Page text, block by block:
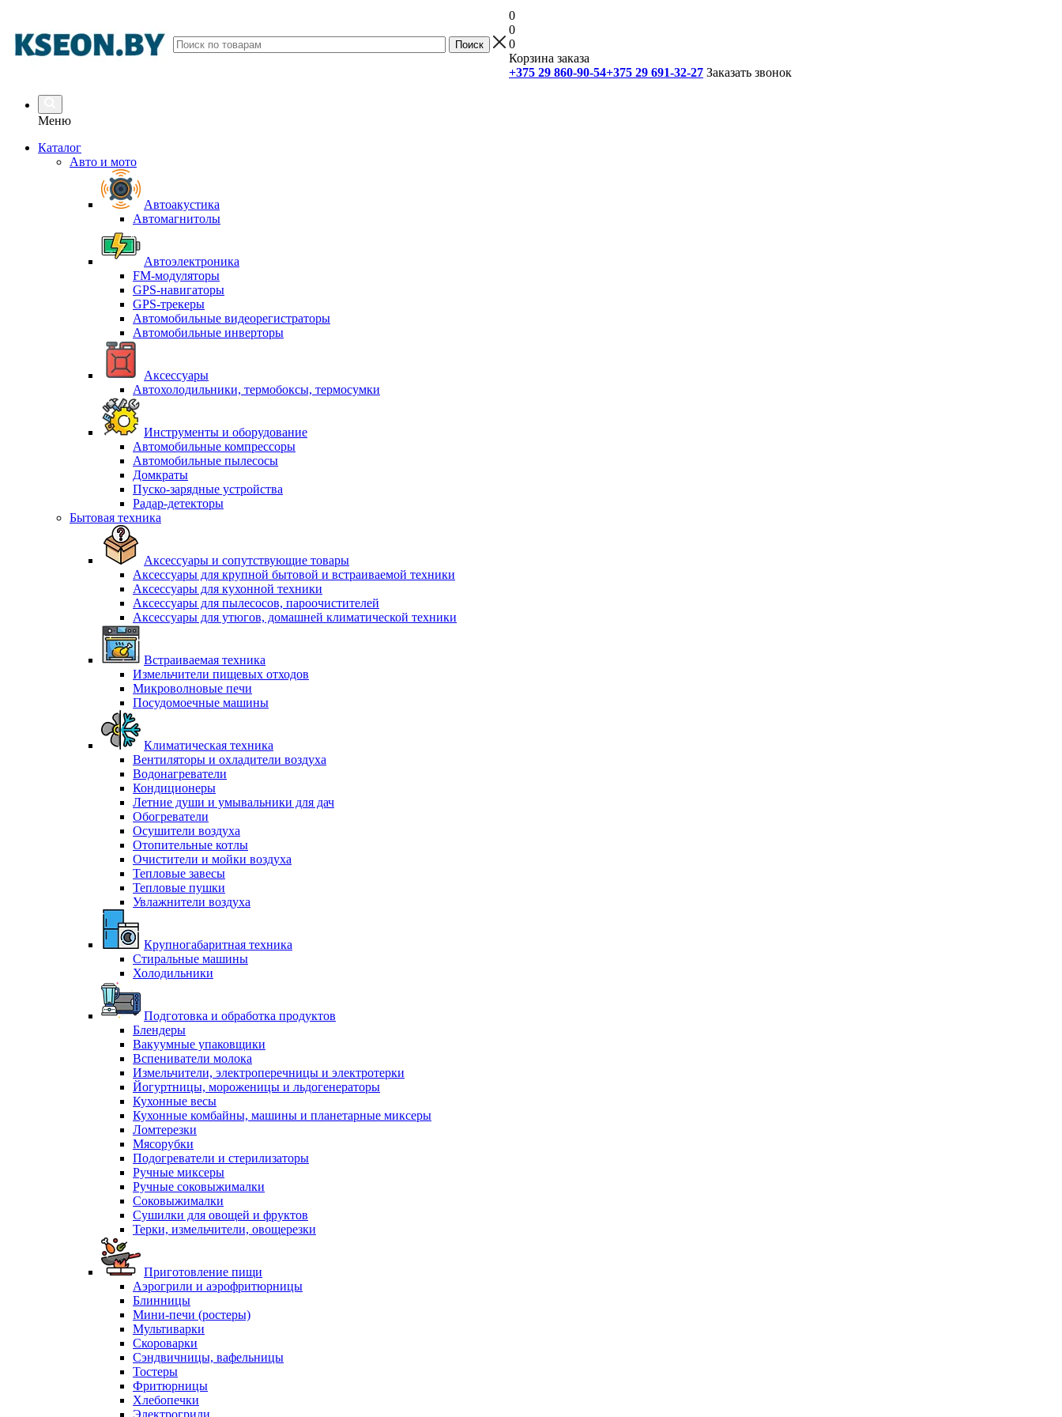
0
0
0
Корзина заказа
+375 29 860-90-54+375 29 691-32-27 Заказать звонок
Меню
Каталог
Авто и мото
Автоакустика
Автомагнитолы
Автоэлектроника
FM-модуляторы
GPS-навигаторы
GPS-трекеры
Автомобильные видеорегистраторы
Автомобильные инверторы
Аксессуары
Автохолодильники, термобоксы, термосумки
Инструменты и оборудование
Автомобильные компрессоры
Автомобильные пылесосы
Домкраты
Пуско-зарядные устройства
Радар-детекторы
Бытовая техника
Аксессуары и сопутствующие товары
Аксессуары для крупной бытовой и встраиваемой техники
Аксессуары для кухонной техники
Аксессуары для пылесосов, пароочистителей
Аксессуары для утюгов, домашней климатической техники
Встраиваемая техника
Измельчители пищевых отходов
Микроволновые печи
Посудомоечные машины
Климатическая техника
Вентиляторы и охладители воздуха
Водонагреватели
Кондиционеры
Летние души и умывальники для дач
Обогреватели
Осушители воздуха
Отопительные котлы
Очистители и мойки воздуха
Тепловые завесы
Тепловые пушки
Увлажнители воздуха
Крупногабаритная техника
Стиральные машины
Холодильники
Подготовка и обработка продуктов
Блендеры
Вакуумные упаковщики
Вспениватели молока
Измельчители, электроперечницы и электротерки
Йогуртницы, мороженицы и льдогенераторы
Кухонные весы
Кухонные комбайны, машины и планетарные миксеры
Ломтерезки
Мясорубки
Подогреватели и стерилизаторы
Ручные миксеры
Ручные соковыжималки
Соковыжималки
Сушилки для овощей и фруктов
Терки, измельчители, овощерезки
Приготовление пищи
Аэрогрили и аэрофритюрницы
Блинницы
Мини-печи (ростеры)
Мультиварки
Скороварки
Сэндвичницы, вафельницы
Тостеры
Фритюрницы
Хлебопечки
Электрогрили